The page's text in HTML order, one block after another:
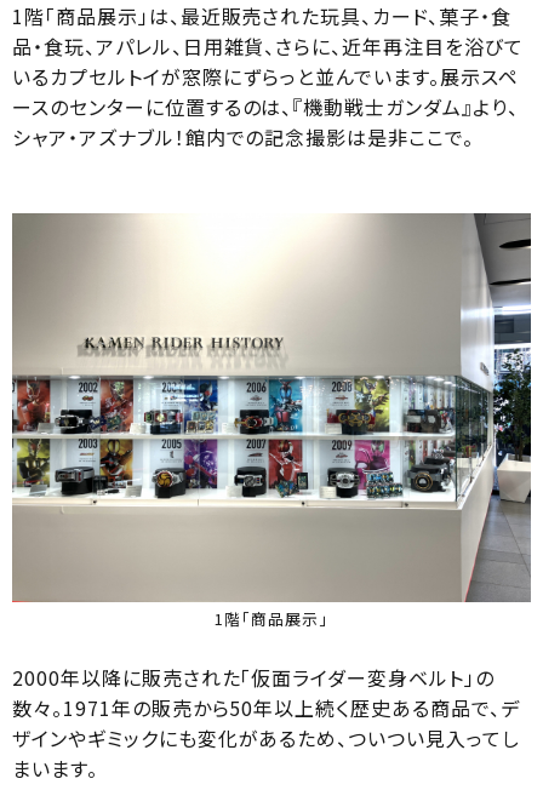
1階「商品展示」は、最近販売された玩具、カード、菓子・食
品・食玩、アパレル、日用雑貨、さらに、近年再注目を浴びて
いるカプセルトイが窓際にずらっと並んでいます。展示スペ
ースのセンターに位置するのは、『機動戦士ガンダム』より、
シャア・アズナブル！館内での記念撮影は是非ここで。
1階「商品展示」
2000年以降に販売された「仮面ライダー変身ベルト」の
数々。1971年の販売から50年以上続く歴史ある商品で、デ
ザインやギミックにも変化があるため、ついつい見入ってし
まいます。